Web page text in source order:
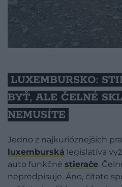
LUXEMBURSKO:
BYŤ, ALE ČELNÉ
NEMUSÍTE
Jedno z najkurióznejších
luxemburská legislatíva
auto funkčné stierače.
nepredpisuje. Áno, čítate